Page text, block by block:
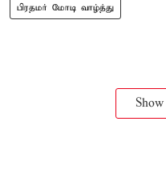
பிரதமர் மோடி வாழ்த்து